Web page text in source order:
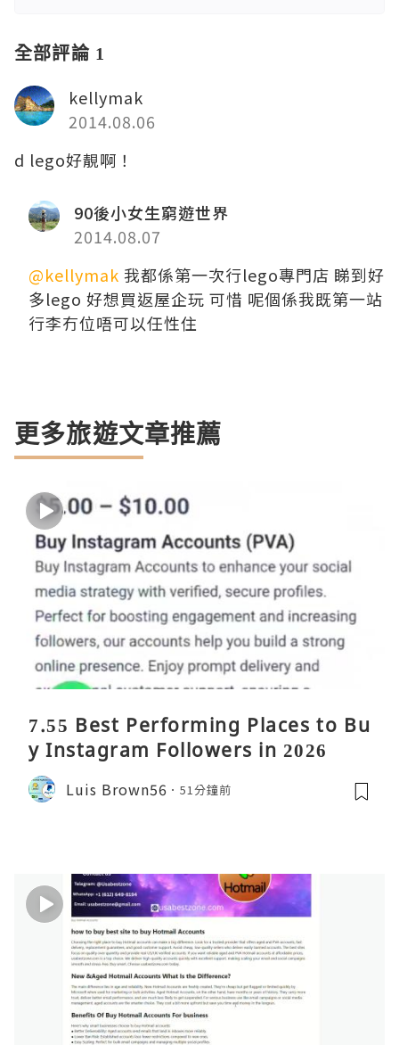
全部評論 1
kellymak
2014.08.06
d lego好靚啊！
90後小女生窮遊世界
2014.08.07
@kellymak 我都係第一次行lego專門店 睇到好
多lego 好想買返屋企玩 可惜 呢個係我既第一站
行李冇位唔可以任性住
更多旅遊文章推薦
7.55 Best Performing Places to Bu
y Instagram Followers in 2026
Luis Brown56 51分鐘前